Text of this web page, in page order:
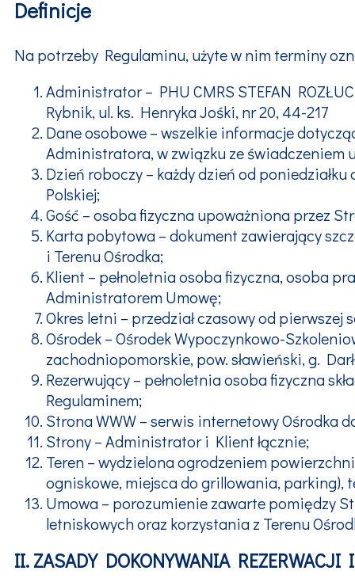
Definicje
Na potrzeby Regulaminu, użyte w nim terminy
Administrator – PHU CMRS STEFAN
Rybnik, ul. ks. Henryka Jośki, nr 20, 44-217
Dane osobowe – wszelkie informacje
Administratora, w związku ze świadczeniem
Dzień roboczy – każdy dzień od
Polskiej;
Gość – osoba fizyczna upoważniona przez
Karta pobytowa – dokument zawierający
i Terenu Ośrodka;
Klient – pełnoletnia osoba fizyczna, osoba
Administratorem Umowę;
Okres letni – przedział czasowy od
Ośrodek – Ośrodek Wypoczynkowo-
zachodniopomorskie, pow. sławieński, g.
Rezerwujący – pełnoletnia osoba fizyczna
Regulaminem;
Strona WWW – serwis internetowy Ośrodka
Strony – Administrator i Klient łącznie;
Teren – wydzielona ogrodzeniem
ogniskowe, miejsca do grillowania,
Umowa – porozumienie zawarte pomiędzy
letniskowych oraz korzystania z Terenu
II. ZASADY DOKONYWANIA REZERWACJI